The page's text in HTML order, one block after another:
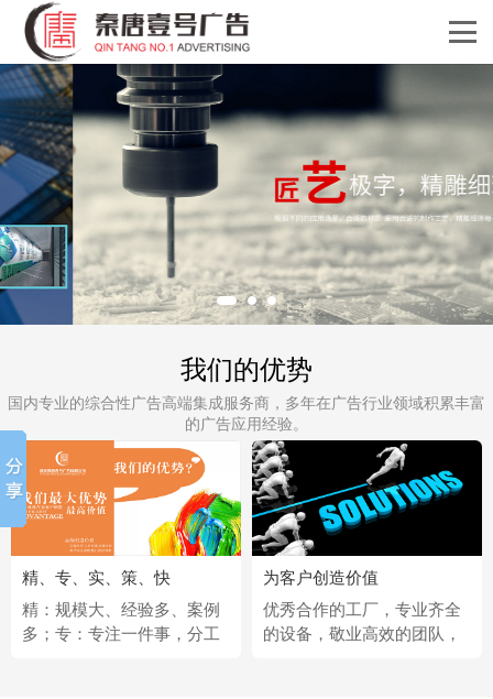
我们的优势
国内专业的综合性广告高端集成服务商，多年在广告行业领域积累丰富
的广告应用经验。
精、专、实、策、快
精：规模大、经验多、案例
多；专：专注一件事，分工
为客户创造价值
优秀合作的工厂，专业齐全
的设备，敬业高效的团队，